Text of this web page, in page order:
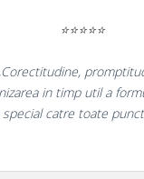
⭐⭐⭐⭐⭐
„Promotionalele sunt
colegii mei au fost
la fel si clientii